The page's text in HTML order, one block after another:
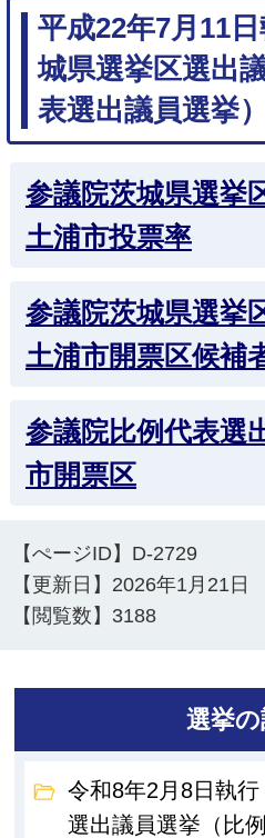
平成22年7月11
城県選挙区選出
表選出議員選挙
参議院茨城県選挙
土浦市投票率
参議院茨城県選挙
土浦市開票区候補
参議院比例代表
市開票区
【ぺージID】 D-2729
【更新日】 2026年1月21日
【閲覧数】 3188
選挙
令和8年2月8日執
選出議員選挙（比